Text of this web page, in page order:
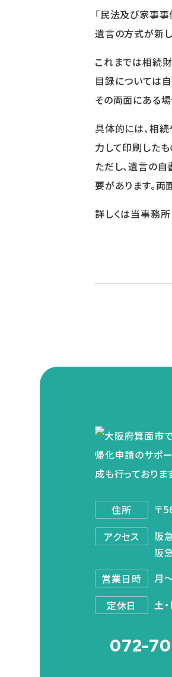
「民法及び家事
遺言の方式が新し
これまでは相続
目録については
その両面にある場
具体的には、相
力して印刷した
ただし、遺言の
要があります。
詳しくは当事務所
住所 〒
アクセス
阪
阪
営業日時
月
定休日
土
072-